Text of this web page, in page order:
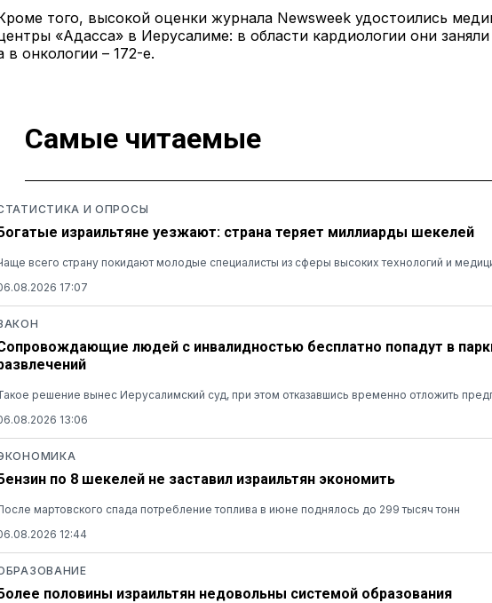
того, высокой оценки журнала Newsweek удостоились
«Адасса» в Иерусалиме: в области кардиологии они
в онкологии – 172-е.
Самые читаемые
И ОПРОСЫ
израильтяне уезжают: страна теряет миллиарды шекелей
всего страну покидают молодые специалисты из сферы высоких технологий и
17:07
людей с инвалидностью бесплатно попадут в
решение вынес Иерусалимский суд, при этом отказавшись временно отложить
13:06
по 8 шекелей не заставил израильтян экономить
мартовского спада потребление топлива в июне поднялось до 299 тысяч тонн
12:44
половины израильтян недовольны системой образования